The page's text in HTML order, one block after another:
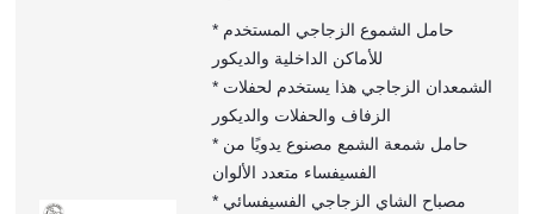
* حامل الشموع الزجاجي المستخدم
للأماكن الداخلية والديكور
* الشمعدان الزجاجي هذا يستخدم لحفلات
الزفاف والحفلات والديكور
* حامل شمعة الشمع مصنوع يدويًا من
الفسيفساء متعدد الألوان
* مصباح الشاي الزجاجي الفسيفسائي